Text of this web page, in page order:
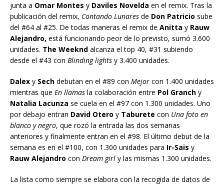
junta a Omar Montes y Daviles Novelda en el remix. Tras la
publicación del remix, Contando Lunares de Don Patricio sube
del #64 al #25. De todas maneras el remix de Anitta y Rauw
Alejandro, está funcionando peor de lo previsto, sumó 3.600
unidades. The Weeknd alcanza el top 40, #31 subiendo
desde el #43 con Blinding lights y 3.400 unidades.
Dalex y Sech debutan en el #89 con Mejor con 1.400 unidades
mientras que En llamas la colaboración entre Pol Granch y
Natalia Lacunza se cuela en el #97 con 1.300 unidades. Uno
por debajo entran David Otero y Taburete con Una foto en
blanco y negro, que rozó la entrada las dos semanas
anteriores y finalmente entran en el #98. El último debut de la
semana es en el #100, con 1.300 unidades para Ir-Sais y
Rauw Alejandro con Dream girl y las mismas 1.300 unidades.
La lista como siempre se elabora con la recogida de datos de